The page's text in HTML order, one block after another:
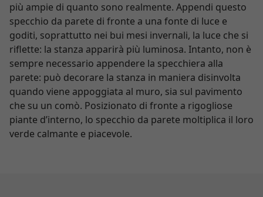
più ampie di quanto sono realmente. Appendi questo
specchio da parete di fronte a una fonte di luce e
goditi, soprattutto nei bui mesi invernali, la luce che si
riflette: la stanza apparirà più luminosa. Intanto, non è
sempre necessario appendere la specchiera alla
parete: può decorare la stanza in maniera disinvolta
quando viene appoggiata al muro, sia sul pavimento
che su un comò. Posizionato di fronte a rigogliose
piante d’interno, lo specchio da parete moltiplica il loro
verde calmante e piacevole.